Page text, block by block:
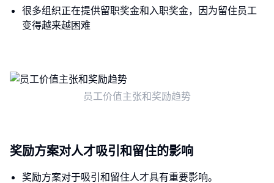
很多组织正在提供留职奖金和入职奖金，因为留住员工
变得越来越困难
员工价值主张和奖励趋势
奖励方案对人才吸引和留住的影响
奖励方案对于吸引和留住人才具有重要影响。